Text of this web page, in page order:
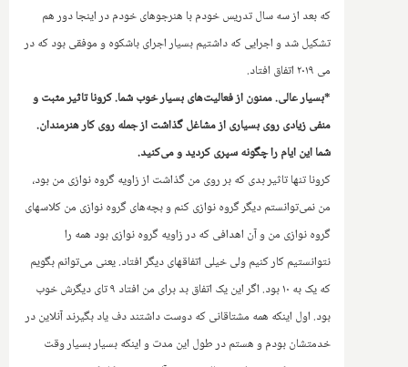
که بعد از سه سال تدریس خودم با هنرجوهای خودم در اینجا دور هم
تشکیل شد و اجرایی که داشتیم بسیار اجرای باشکوه و موفقی بود که در
می ۲۰۱۹ اتفاق افتاد.
*بسیار عالی. ممنون از فعالیت‌های بسیار خوب شما. کرونا تاثیر مثبت و
منفی زیادی روی بسیاری از مشاغل گذاشت از جمله روی کار هنرمندان.
شما این ایام را چگونه سپری کردید و می‌کنید.
کرونا تنها تاثیر بدی که بر روی من گذاشت از زاویه گروه نوازی من بود،
من نمی‌توانستم دیگر گروه نوازی کنم و بچه‌های گروه نوازی من کلاسهای
گروه نوازی من و آن اهدافی که در زاویه گروه نوازی بود همه را
نتوانستیم کار کنیم ولی خیلی اتفاقهای دیگر افتاد. یعنی می‌توانم بگویم
که یک به ۱۰ بود. اگر این یک اتفاق بد برای من افتاد ۹ تای دیگرش خوب
بود. اول اینکه همه مشتاقانی که دوست داشتند دف یاد بگیرند آنلاین در
خدمتشان بودم‌ و هستم در طول این مدت و اینکه بسیار بسیار وقت